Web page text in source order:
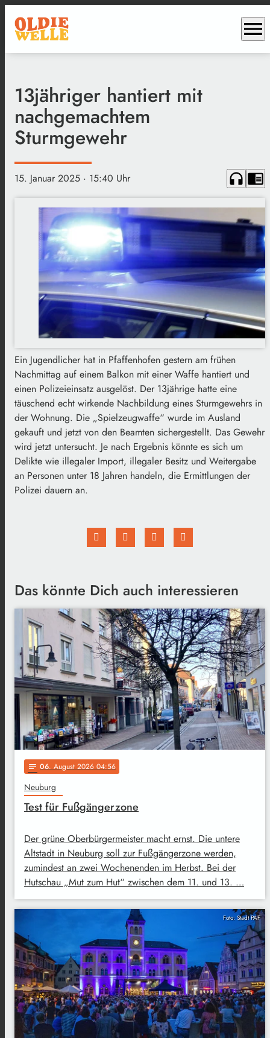
menu
13jähriger hantiert mit
nachgemachtem
Sturmgewehr
15. Januar 2025 · 15:40 Uhr headphones chrome_reader_mode
Ein Jugendlicher hat in Pfaffenhofen gestern am frühen
Nachmittag auf einem Balkon mit einer Waffe hantiert und
einen Polizeieinsatz ausgelöst. Der 13jährige hatte eine
täuschend echt wirkende Nachbildung eines Sturmgewehrs in
der Wohnung. Die „Spielzeugwaffe“ wurde im Ausland
gekauft und jetzt von den Beamten sichergestellt. Das Gewehr
wird jetzt untersucht. Je nach Ergebnis könnte es sich um
Delikte wie illegaler Import, illegaler Besitz und Weitergabe
an Personen unter 18 Jahren handeln, die Ermittlungen der
Polizei dauern an.
Das könnte Dich auch interessieren
notes 06. August 2026 04:56
Neuburg
Test für Fußgängerzone
Der grüne Oberbürgermeister macht ernst. Die untere
Altstadt in Neuburg soll zur Fußgängerzone werden,
zumindest an zwei Wochenenden im Herbst. Bei der
Hutschau „Mut zum Hut“ zwischen dem 11. und 13. …
Foto: Stadt PAF